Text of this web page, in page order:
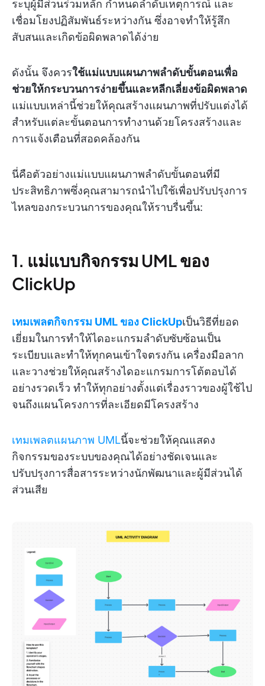
ระบุผู้มีส่วนร่วมหลัก กำหนดลำดับเหตุการณ์ และ
เชื่อมโยงปฏิสัมพันธ์ระหว่างกัน ซึ่งอาจทำให้รู้สึก
สับสนและเกิดข้อผิดพลาดได้ง่าย
ดังนั้น จึงควรใช้แม่แบบแผนภาพลำดับขั้นตอนเพื่อ
ช่วยให้กระบวนการง่ายขึ้นและหลีกเลี่ยงข้อผิดพลาด
แม่แบบเหล่านี้ช่วยให้คุณสร้างแผนภาพที่ปรับแต่งได้
สำหรับแต่ละขั้นตอนการทำงานด้วยโครงสร้างและ
การแจ้งเตือนที่สอดคล้องกัน
นี่คือตัวอย่างแม่แบบแผนภาพลำดับขั้นตอนที่มี
ประสิทธิภาพซึ่งคุณสามารถนำไปใช้เพื่อปรับปรุงการ
ไหลของกระบวนการของคุณให้ราบรื่นขึ้น:
1. แม่แบบกิจกรรม UML ของ
ClickUp
เทมเพลตกิจกรรม UML ของ ClickUpเป็นวิธีที่ยอด
เยี่ยมในการทำให้ไดอะแกรมลำดับซับซ้อนเป็น
ระเบียบและทำให้ทุกคนเข้าใจตรงกัน เครื่องมือลาก
และวางช่วยให้คุณสร้างไดอะแกรมการโต้ตอบได้
อย่างรวดเร็ว ทำให้ทุกอย่างตั้งแต่เรื่องราวของผู้ใช้ไป
จนถึงแผนโครงการที่ละเอียดมีโครงสร้าง
เทมเพลตแผนภาพ UMLนี้จะช่วยให้คุณแสดง
กิจกรรมของระบบของคุณได้อย่างชัดเจนและ
ปรับปรุงการสื่อสารระหว่างนักพัฒนาและผู้มีส่วนได้
ส่วนเสีย